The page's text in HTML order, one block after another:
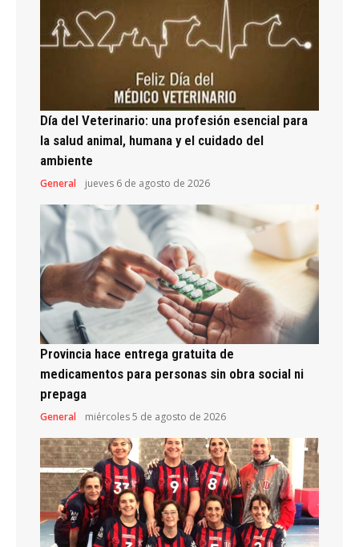
Día del Veterinario: una profesión esencial para
la salud animal, humana y el cuidado del
ambiente
General jueves 6 de agosto de 2026
Provincia hace entrega gratuita de
medicamentos para personas sin obra social ni
prepaga
General miércoles 5 de agosto de 2026